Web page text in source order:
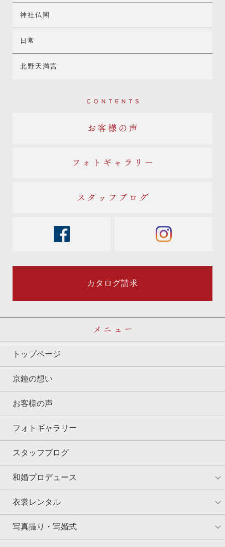
神社仏閣
日常
北野天満宮
Contents
お客様の声
フォトギャラリー
スタッフブログ
instagram
カタログ請求
トップページ
京鐘の想い
お客様の声
フォトギャラリー
スタッフブログ
和婚プロデュース
衣裳レンタル
写真撮り・写婚式